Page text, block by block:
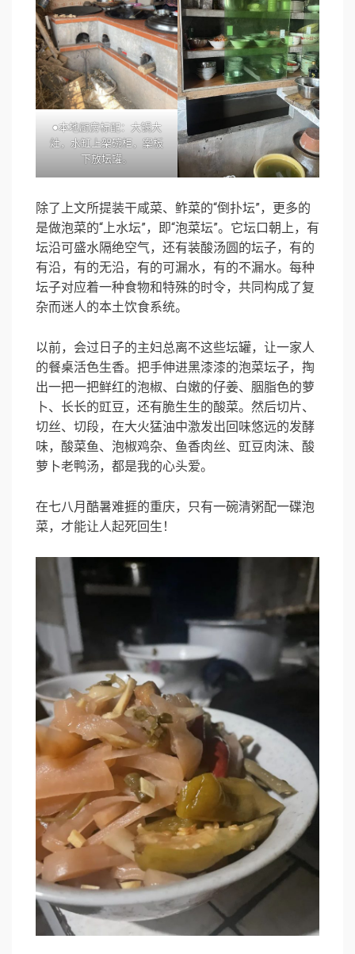
●本地厨房标配：大锅大
灶，水缸上架碗柜，案板
下放坛罐。
除了上文所提装干咸菜、鲊菜的“倒扑坛”，更多的
是做泡菜的“上水坛”，即“泡菜坛”。它坛口朝上，有
坛沿可盛水隔绝空气，还有装酸汤圆的坛子，有的
有沿，有的无沿，有的可漏水，有的不漏水。每种
坛子对应着一种食物和特殊的时令，共同构成了复
杂而迷人的本土饮食系统。
以前，会过日子的主妇总离不这些坛罐，让一家人
的餐桌活色生香。把手伸进黑漆漆的泡菜坛子，掏
出一把一把鲜红的泡椒、白嫩的仔姜、胭脂色的萝
卜、长长的豇豆，还有脆生生的酸菜。然后切片、
切丝、切段，在大火猛油中激发出回味悠远的发酵
味，酸菜鱼、泡椒鸡杂、鱼香肉丝、豇豆肉沫、酸
萝卜老鸭汤，都是我的心头爱。
在七八月酷暑难捱的重庆，只有一碗清粥配一碟泡
菜，才能让人起死回生！